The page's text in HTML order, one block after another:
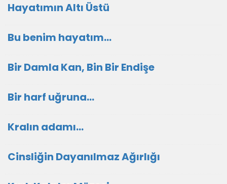
Hayatımın Altı Üstü
Bu benim hayatım...
Bir Damla Kan, Bin Bir Endişe
Bir harf uğruna...
Kralın adamı...
Cinsliğin Dayanılmaz Ağırlığı